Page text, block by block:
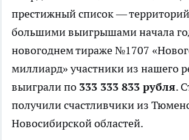
престижный список —
большими выигрышами начала
новогоднем тираже №1707
миллиард» участники из нашего
выиграли по 333 333 833 рубля.
получили счастливчики из
Новосибирской областей.